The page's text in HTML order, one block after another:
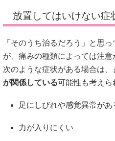
放置してはいけない症
「そのうち治るだろう」と思
が、痛みの種類によっては注意
次のような症状がある場合は、
が関係している可能性も考えら
足にしびれや感覚異常があ
力が入りにくい